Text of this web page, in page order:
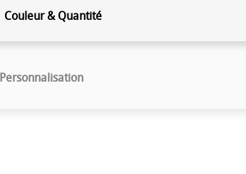
Couleur & Quantité
Personnalisation